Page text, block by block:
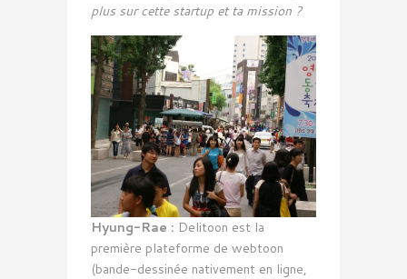
plus sur cette startup et ta mission ?
Hyung-Rae : Delitoon est la
première plateforme de webtoon
(bande-dessinée nativement en ligne,